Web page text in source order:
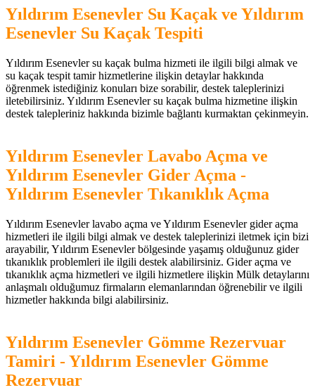
Yıldırım Esenevler Su Kaçak ve Yıldırım
Esenevler Su Kaçak Tespiti
Yıldırım Esenevler su kaçak bulma hizmeti ile ilgili bilgi almak ve
su kaçak tespit tamir hizmetlerine ilişkin detaylar hakkında
öğrenmek istediğiniz konuları bize sorabilir, destek taleplerinizi
iletebilirsiniz. Yıldırım Esenevler su kaçak bulma hizmetine ilişkin
destek talepleriniz hakkında bizimle bağlantı kurmaktan çekinmeyin.
Yıldırım Esenevler Lavabo Açma ve
Yıldırım Esenevler Gider Açma -
Yıldırım Esenevler Tıkanıklık Açma
Yıldırım Esenevler lavabo açma ve Yıldırım Esenevler gider açma
hizmetleri ile ilgili bilgi almak ve destek taleplerinizi iletmek için bizi
arayabilir, Yıldırım Esenevler bölgesinde yaşamış olduğunuz gider
tıkanıklık problemleri ile ilgili destek alabilirsiniz. Gider açma ve
tıkanıklık açma hizmetleri ve ilgili hizmetlere ilişkin Mülk detaylarını
anlaşmalı olduğumuz firmaların elemanlarından öğrenebilir ve ilgili
hizmetler hakkında bilgi alabilirsiniz.
Yıldırım Esenevler Gömme Rezervuar
Tamiri - Yıldırım Esenevler Gömme
Rezervuar